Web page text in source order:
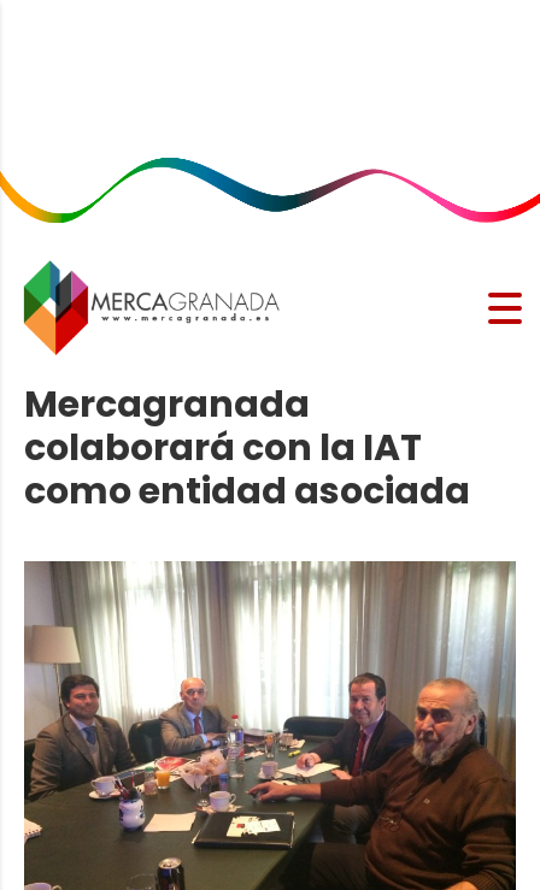
Mercagranada
colaborará con la IAT
como entidad asociada